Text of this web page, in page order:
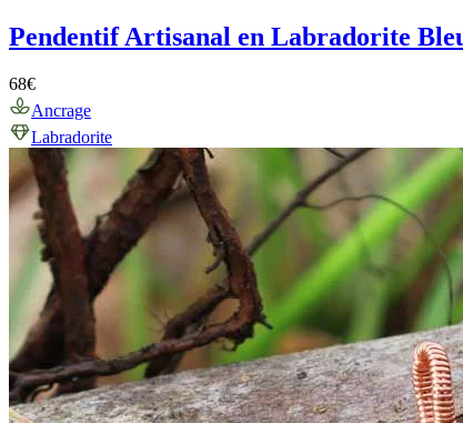
Pendentif Artisanal en Labradorite
68€
Ancrage
Labradorite